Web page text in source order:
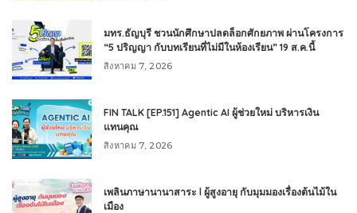
มทร.ธัญบุรี ชวนนักศึกษาปลดล็อกศักยภาพ ผ่านโครงการ
“5 ปริญญา กับบทเรียนที่ไม่มีในห้องเรียน” 19 ส.ค.นี้
สิงหาคม 7, 2026
FIN TALK [EP.151] Agentic AI ผู้ช่วยใหม่ บริหารเงิน
แทนคุณ
สิงหาคม 7, 2026
เพลินภาษานานาสาระ l ผู้สูงอายุ กับมุมมองเรื่องต้นไม้ใน
เมือง